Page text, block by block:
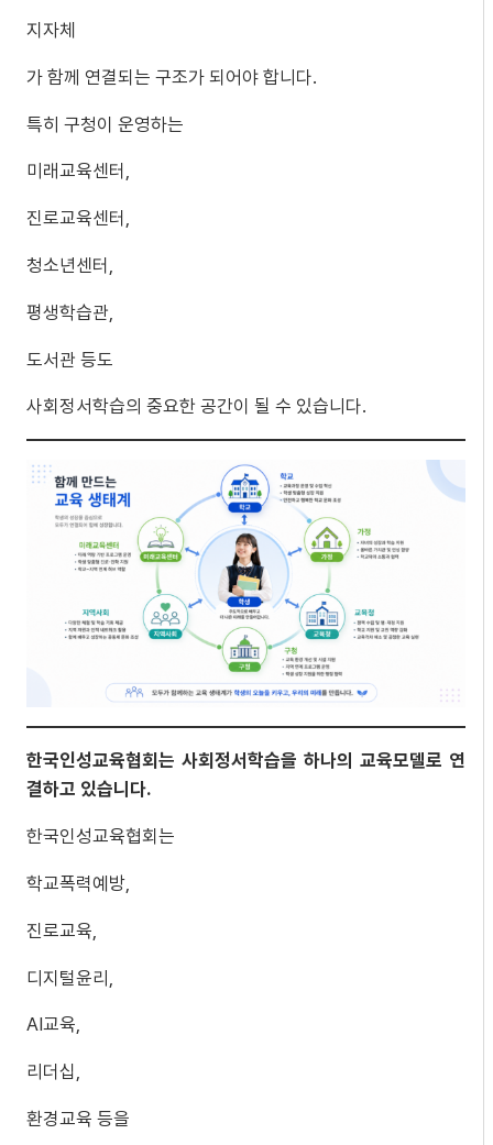
지자체
가 함께 연결되는 구조가 되어야 합니다.
특히 구청이 운영하는
미래교육센터,
진로교육센터,
청소년센터,
평생학습관,
도서관 등도
사회정서학습의 중요한 공간이 될 수 있습니다.
한국인성교육협회는 사회정서학습을 하나의 교육모델로 연
결하고 있습니다.
한국인성교육협회는
학교폭력예방,
진로교육,
디지털윤리,
AI교육,
리더십,
환경교육 등을